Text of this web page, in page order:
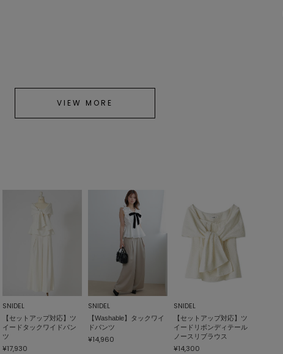
VIEW MORE
SNIDEL
【セットアップ対応】ツ
イードタックワイドパン
ツ
¥17,930
SNIDEL
【Washable】タックワイ
ドパンツ
¥14,960
SNIDEL
【セットアップ対応】ツ
イードリボンディテール
ノースリブラウス
¥14,300